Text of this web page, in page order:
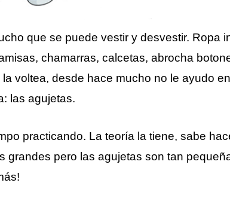
que se puede vestir y desvestir. Ropa
chamarras, calcetas, abrocha
la voltea, desde hace mucho no le ayudo
las agujetas.
practicando. La teoría la tiene, sabe
grandes pero las agujetas son tan